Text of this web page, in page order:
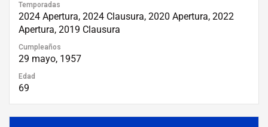
Temporadas
2024 Apertura, 2024 Clausura, 2020 Apertura, 2022
Apertura, 2019 Clausura
Cumpleaños
29 mayo, 1957
Edad
69